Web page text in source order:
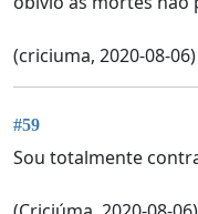
(criciuma, 2020-08-06)
#59
Sou totalmente